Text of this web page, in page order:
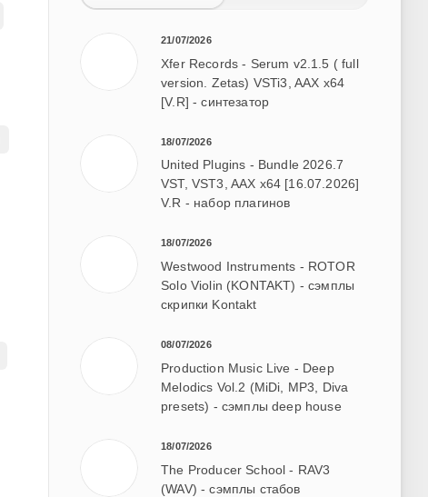
21/07/2026
Xfer Records - Serum v2.1.5 ( full
version. Zetas) VSTi3, AAX x64
[V.R] - синтезатор
18/07/2026
United Plugins - Bundle 2026.7
VST, VST3, AAX x64 [16.07.2026]
V.R - набор плагинов
18/07/2026
Westwood Instruments - ROTOR
Solo Violin (KONTAKT) - сэмплы
скрипки Kontakt
08/07/2026
Production Music Live - Deep
Melodics Vol.2 (MiDi, MP3, Diva
presets) - сэмплы deep house
18/07/2026
The Producer School - RAV3
(WAV) - сэмплы стабов